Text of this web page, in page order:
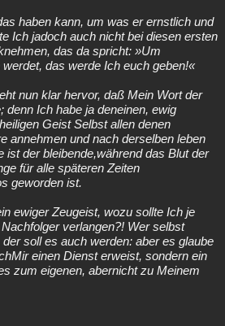
haben kann, um was er ernstlich und
Ich jadoch auch nicht bei diesen ersten
das da spricht: »Um
das werde Ich euch geben!«
nun klar hervor, daß Mein Wort der
denn Ich habe ja deneinen, ewig
Geist Selbst allen denen
annehmen und nach derselben leben
ist der bleibende,während das Blut der
für alle späteren Zeiten
geworden ist.
ewiger Zeugeist, wozu sollte Ich je
verlangen?! Wer selbst
soll es auch werden: aber es glaube
einen Dienst erweist, sondern ein
zum eigenen, abernicht zu Meinem